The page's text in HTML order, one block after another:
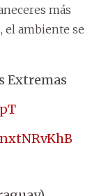
más
el ambiente se
Extremas